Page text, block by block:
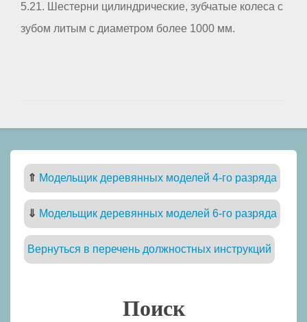
5.21. Шестерни цилиндрические, зубчатые колеса с
зубом литым с диаметром более 1000 мм.
⇑ Модельщик деревянных моделей 4-го разряда
⇓ Модельщик деревянных моделей 6-го разряда
Вернуться в перечень должностных инструкций
Поиск